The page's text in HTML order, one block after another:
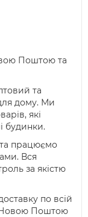
Поштою та
та
дому. Ми
які
будинки.
працюємо
Вся
за якістю
по всій
Новою Поштою